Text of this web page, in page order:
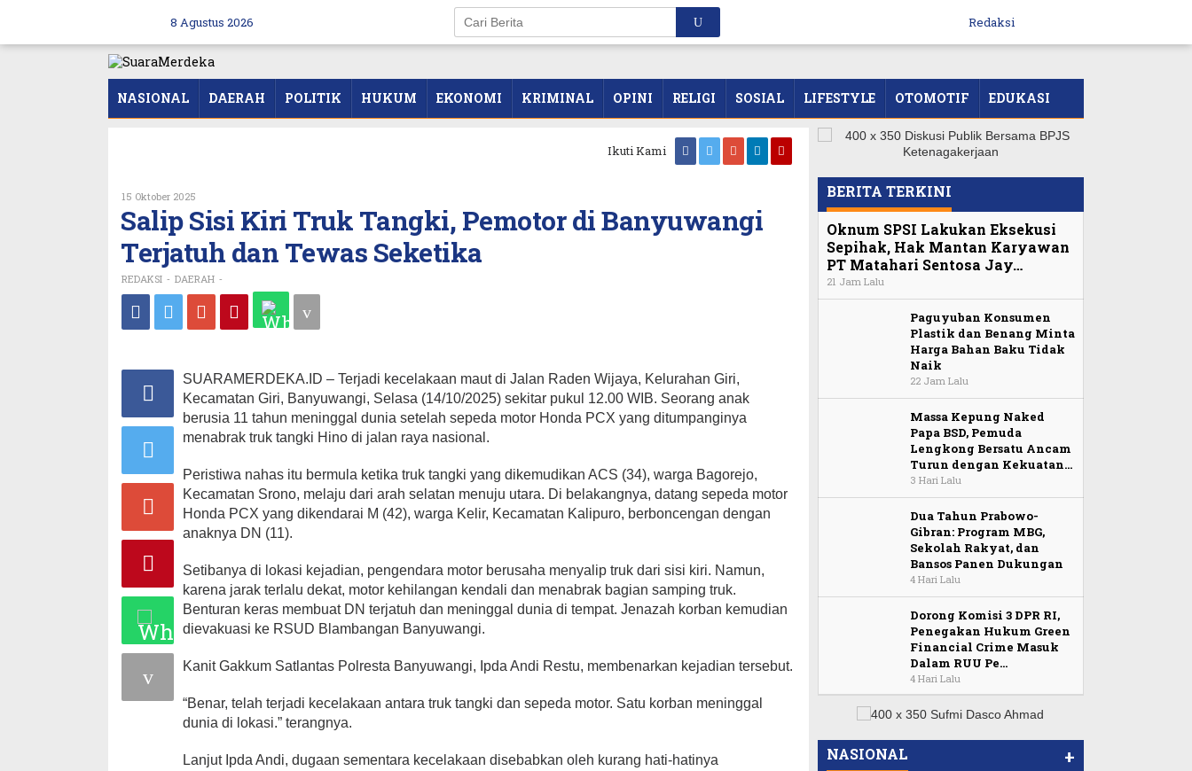
8 Agustus 2026 Redaksi
NASIONAL DAERAH POLITIK HUKUM EKONOMI KRIMINAL OPINI RELIGI SOSIAL LIFESTYLE OTOMOTIF EDUKASI
Ikuti Kami
15 Oktober 2025
REDAKSI
Salip Sisi Kiri Truk Tangki, Pemotor di Banyuwangi
Terjatuh dan Tewas Seketika
REDAKSI - DAERAH -
SUARAMERDEKA.ID – Terjadi kecelakaan maut di Jalan Raden Wijaya, Kelurahan Giri,
Kecamatan Giri, Banyuwangi, Selasa (14/10/2025) sekitar pukul 12.00 WIB. Seorang anak
berusia 11 tahun meninggal dunia setelah sepeda motor Honda PCX yang ditumpanginya
menabrak truk tangki Hino di jalan raya nasional.
Peristiwa nahas itu bermula ketika truk tangki yang dikemudikan ACS (34), warga Bagorejo,
Kecamatan Srono, melaju dari arah selatan menuju utara. Di belakangnya, datang sepeda motor
Honda PCX yang dikendarai M (42), warga Kelir, Kecamatan Kalipuro, berboncengan dengan
anaknya DN (11).
Setibanya di lokasi kejadian, pengendara motor berusaha menyalip truk dari sisi kiri. Namun,
karena jarak terlalu dekat, motor kehilangan kendali dan menabrak bagian samping truk.
Benturan keras membuat DN terjatuh dan meninggal dunia di tempat. Jenazah korban kemudian
dievakuasi ke RSUD Blambangan Banyuwangi.
Kanit Gakkum Satlantas Polresta Banyuwangi, Ipda Andi Restu, membenarkan kejadian tersebut.
“Benar, telah terjadi kecelakaan antara truk tangki dan sepeda motor. Satu korban meninggal
dunia di lokasi.” terangnya.
Lanjut Ipda Andi, dugaan sementara kecelakaan disebabkan oleh kurang hati-hatinya
BERITA TERKINI
Oknum SPSI Lakukan Eksekusi
Sepihak, Hak Mantan Karyawan
PT Matahari Sentosa Jay…
21 Jam Lalu
Paguyuban Konsumen
Plastik dan Benang Minta
Harga Bahan Baku Tidak
Naik
22 Jam Lalu
Massa Kepung Naked
Papa BSD, Pemuda
Lengkong Bersatu Ancam
Turun dengan Kekuatan…
3 Hari Lalu
Dua Tahun Prabowo-
Gibran: Program MBG,
Sekolah Rakyat, dan
Bansos Panen Dukungan
4 Hari Lalu
Dorong Komisi 3 DPR RI,
Penegakan Hukum Green
Financial Crime Masuk
Dalam RUU Pe…
4 Hari Lalu
NASIONAL +